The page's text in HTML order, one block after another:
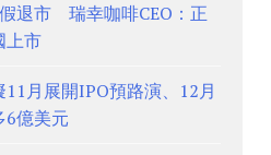
退市 瑞幸咖啡CEO：正
上市
月展開IPO預路演、12月
億美元